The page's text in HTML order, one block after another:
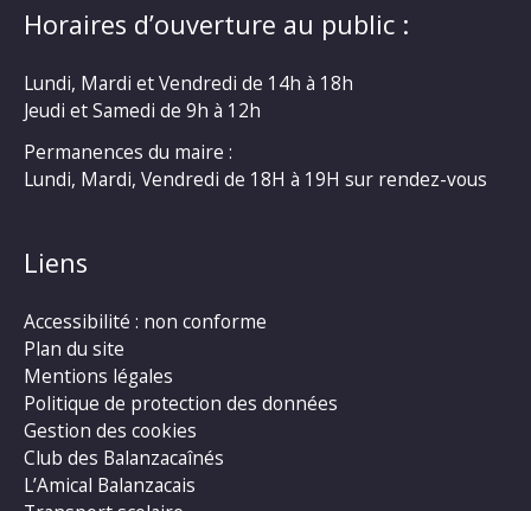
Horaires d’ouverture au public :
Lundi, Mardi et Vendredi de 14h à 18h
Jeudi et Samedi de 9h à 12h
Permanences du maire :
Lundi, Mardi, Vendredi de 18H à 19H sur rendez-vous
Liens
Accessibilité : non conforme
Plan du site
Mentions légales
Politique de protection des données
Gestion des cookies
Club des Balanzacaînés
L’Amical Balanzacais